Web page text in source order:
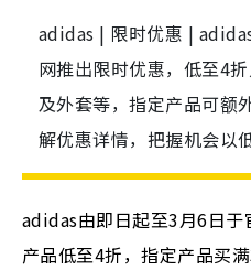
adidas | 限时优惠 |
网推出限时优惠，低至4
及外套等，指定产品可额
解优惠详情，把握机会以
adidas由即日起至3月6日
产品低至4折，指定产品买